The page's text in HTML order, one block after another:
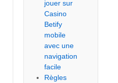
jouer sur
Casino
Betify
mobile
avec une
navigation
facile
Règles